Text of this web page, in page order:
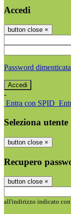
Accedi
button close ×
Password
-
Entra con SPID
Seleziona utente
button close ×
Recupero
button close ×
all'indirizzo indicato con